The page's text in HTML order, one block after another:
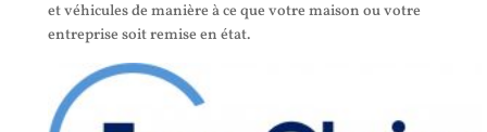
et véhicules de manière à ce que votre maison ou votre
entreprise soit remise en état.